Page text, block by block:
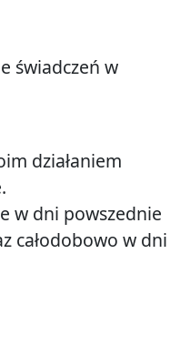
świadczeń w
działaniem
w dni powszednie
całodobowo w dni